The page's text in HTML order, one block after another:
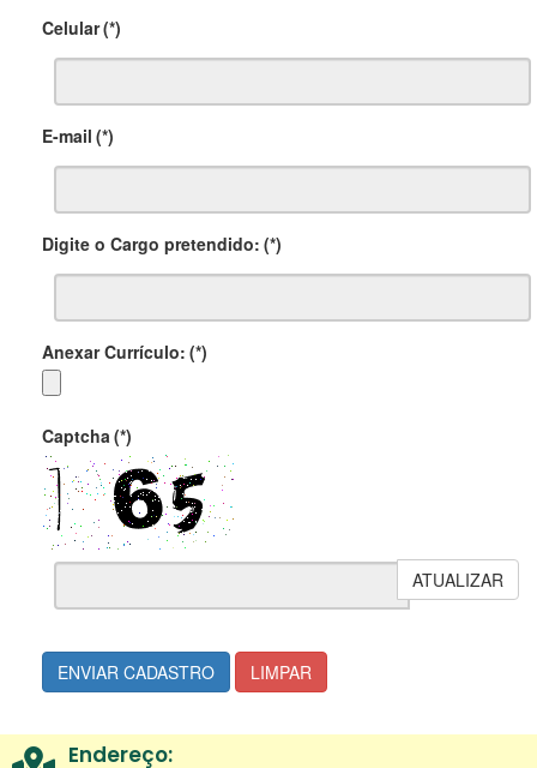
Celular(*)
E-mail (*)
Digite o Cargo pretendido: (*)
Anexar Currículo: (*)
Captcha (*)
ATUALIZAR
ENVIAR CADASTRO LIMPAR
Endereço: